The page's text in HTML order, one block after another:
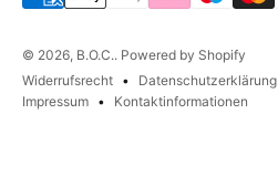
© 2026, B.O.C.. Powered by Shopify
Widerrufsrecht
Datenschutzerklärung
Impressum
Kontaktinformationen